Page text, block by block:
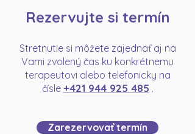
Rezervujte si termín
Stretnutie si môžete zajednať aj na
Vami zvolený čas ku konkrétnemu
terapeutovi alebo telefonicky na
čísle +421 944 925 485 .
Zarezervovať termín